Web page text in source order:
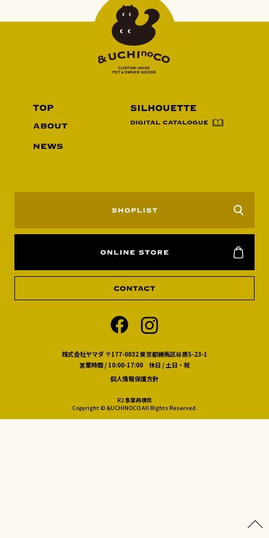
株式会社ヤマダ 〒177-0032 東京都練馬区谷原5-23-1
営業時間 / 10:00-17:00 休日 / 土日・祝
個人情報保護方針
R2 事業再構築
Copyright © &UCHINOCO All Rights Reserved.